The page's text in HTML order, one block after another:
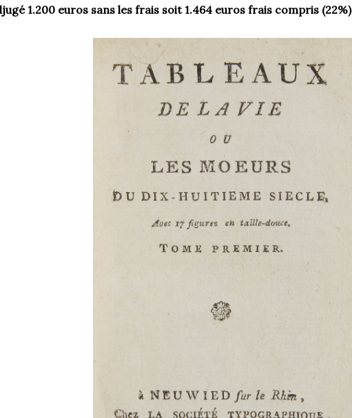
1.200 euros sans les frais soit 1.464 euros frais compris (22%)